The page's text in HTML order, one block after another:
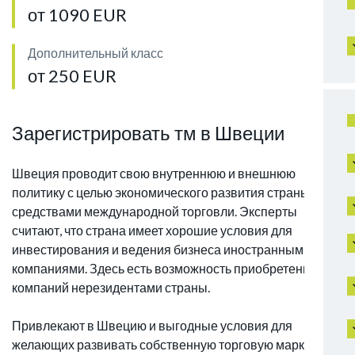
от 1090 EUR
Дополнительный класс
от 250 EUR
Зарегистрировать тм в Швеции
Швеция проводит свою внутреннюю и внешнюю
политику с целью экономического развития страны
средствами международной торговли. Эксперты
считают, что страна имеет хорошие условия для
инвестирования и ведения бизнеса иностранными
компаниями. Здесь есть возможность приобретения
компаний нерезидентами страны.
Привлекают в Швецию и выгодные условия для
желающих развивать собственную торговую марку.